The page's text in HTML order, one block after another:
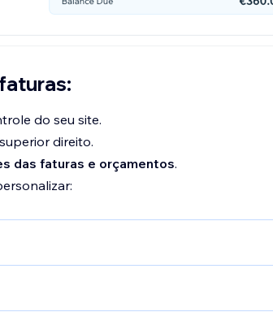
do seu site.
direito.
das faturas e orçamentos.
da fatura:
são retirados dasInformações do